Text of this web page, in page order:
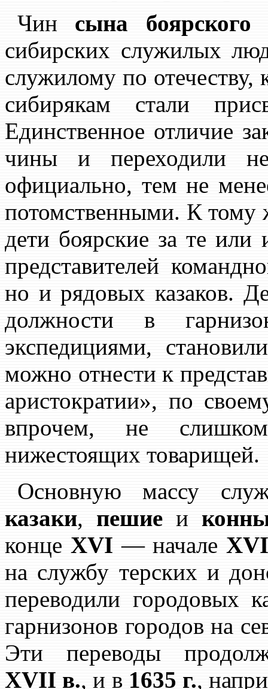
Чин сына боярского
сибирских служилых
служилому по
сибирякам стали
Единственное отличие
чины и переходили
официально, тем не
потомственными. К тому
дети боярские за те или
представителей
но и рядовых казаков.
должности в
экспедициями,
можно отнести к
аристократии», по
впрочем, не
нижестоящих товарищей.
Основную массу
казаки, пешие и
конце XVI — начале
на службу терских и
переводили городовых
гарнизонов городов на
Эти переводы
XVII в., и в 1635 г.,